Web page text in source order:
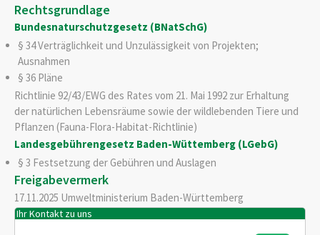
Rechtsgrundlage
Bundesnaturschutzgesetz (BNatSchG)
§ 34 Verträglichkeit und Unzulässigkeit von Projekten;
Ausnahmen
§ 36 Pläne
Richtlinie 92/43/EWG des Rates vom 21. Mai 1992 zur Erhaltung
der natürlichen Lebensräume sowie der wildlebenden Tiere und
Pflanzen (Fauna-Flora-Habitat-Richtlinie)
Landesgebührengesetz Baden-Wüttemberg (LGebG)
§ 3 Festsetzung der Gebühren und Auslagen
Freigabevermerk
17.11.2025 Umweltministerium Baden-Württemberg
Ihr Kontakt zu uns